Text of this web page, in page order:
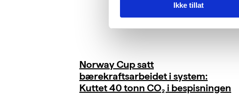
Ikke tillat
Norway Cup satt
bærekraftsarbeidet i system:
Kuttet 40 tonn CO₂ i bespisningen